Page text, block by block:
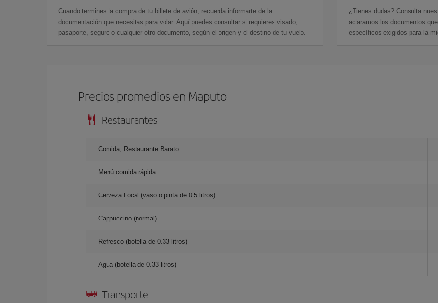
Cuando termines la compra de tu billete de avión, recuerda informarte de la
documentación que necesitas para volar. Aquí puedes consultar si requieres visado,
pasaporte, seguro o cualquier otro documento, según el origen y el destino de tu vuelo.
¿Tienes dudas? Consulta
aclaramos los documentos
específicos exigidos para la
Precios promedios en Maputo
Restaurantes
Comida, Restaurante Barato
Menú comida rápida
Cerveza Local (vaso o pinta de 0.5 litros)
Cappuccino (normal)
Refresco (botella de 0.33 litros)
Agua (botella de 0.33 litros)
Transporte